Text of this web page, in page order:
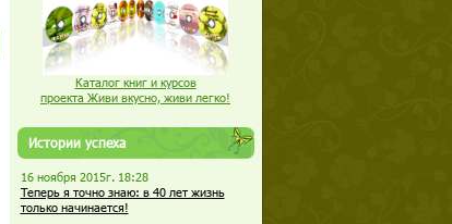
Каталог книг и курсов
проекта Живи вкусно, живи легко!
Истории успеха
16 ноября 2015г. 18:28
Теперь я точно знаю: в 40 лет жизнь
только начинается!